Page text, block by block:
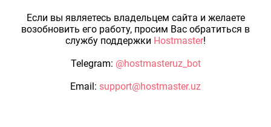
Если вы являетесь владельцем сайта и желаете
возобновить его работу, просим Вас обратиться в
службу поддержки Hostmaster!
Telegram: @hostmasteruz_bot
Email: support@hostmaster.uz